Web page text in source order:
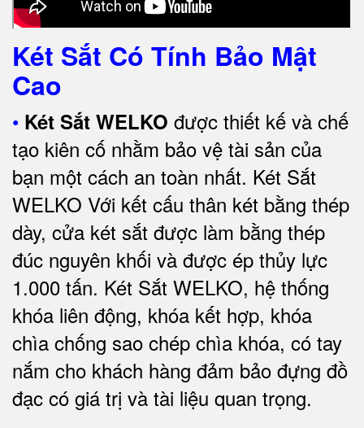
Két Sắt Có Tính Bảo Mật
Cao
• Két Sắt WELKO được thiết kế và chế
tạo kiên cố nhằm bảo vệ tài sản của
bạn một cách an toàn nhất. Két Sắt
WELKO Với kết cấu thân két bằng thép
dày, cửa két sắt được làm bằng thép
đúc nguyên khối và được ép thủy lực
1.000 tấn. Két Sắt WELKO, hệ thống
khóa liên động, khóa kết hợp, khóa
chìa chống sao chép chìa khóa, có tay
nắm cho khách hàng đảm bảo đựng đồ
đạc có giá trị và tài liệu quan trọng.